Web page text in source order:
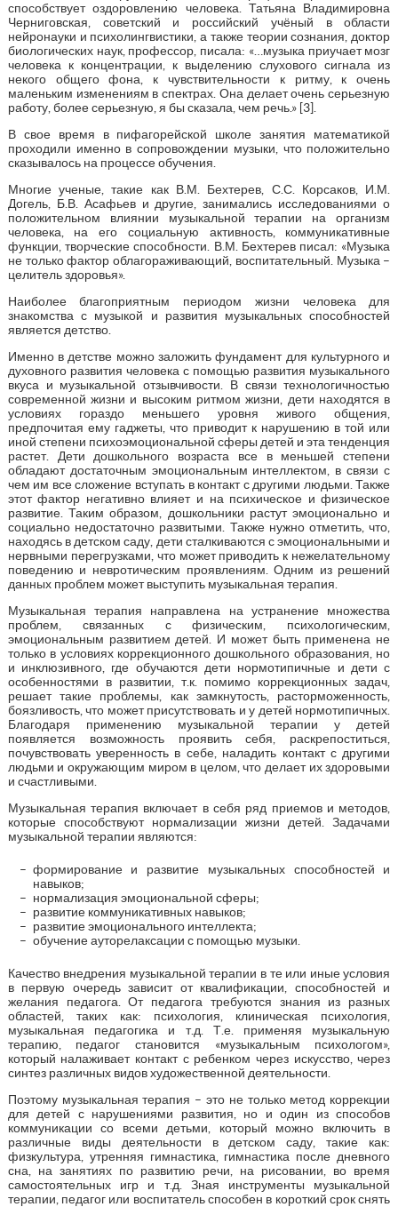
способствует оздоровлению человека. Татьяна Владимировна
Черниговская, советский и российский учёный в области
нейронауки и психолингвистики, а также теории сознания, доктор
биологических наук, профессор, писала: «…музыка приучает мозг
человека к концентрации, к выделению слухового сигнала из
некого общего фона, к чувствительности к ритму, к очень
маленьким изменениям в спектрах. Она делает очень серьезную
работу, более серьезную, я бы сказала, чем речь.» [3].
В свое время в пифагорейской школе занятия математикой
проходили именно в сопровождении музыки, что положительно
сказывалось на процессе обучения.
Многие ученые, такие как В.М. Бехтерев, С.С. Корсаков, И.М.
Догель, Б.В. Асафьев и другие, занимались исследованиями о
положительном влиянии музыкальной терапии на организм
человека, на его социальную активность, коммуникативные
функции, творческие способности. В.М. Бехтерев писал: «Музыка
не только фактор облагораживающий, воспитательный. Музыка –
целитель здоровья».
Наиболее благоприятным периодом жизни человека для
знакомства с музыкой и развития музыкальных способностей
является детство.
Именно в детстве можно заложить фундамент для культурного и
духовного развития человека с помощью развития музыкального
вкуса и музыкальной отзывчивости. В связи технологичностью
современной жизни и высоким ритмом жизни, дети находятся в
условиях гораздо меньшего уровня живого общения,
предпочитая ему гаджеты, что приводит к нарушению в той или
иной степени психоэмоциональной сферы детей и эта тенденция
растет. Дети дошкольного возраста все в меньшей степени
обладают достаточным эмоциональным интеллектом, в связи с
чем им все сложение вступать в контакт с другими людьми. Также
этот фактор негативно влияет и на психическое и физическое
развитие. Таким образом, дошкольники растут эмоционально и
социально недостаточно развитыми. Также нужно отметить, что,
находясь в детском саду, дети сталкиваются с эмоциональными и
нервными перегрузками, что может приводить к нежелательному
поведению и невротическим проявлениям. Одним из решений
данных проблем может выступить музыкальная терапия.
Музыкальная терапия направлена на устранение множества
проблем, связанных с физическим, психологическим,
эмоциональным развитием детей. И может быть применена не
только в условиях коррекционного дошкольного образования, но
и инклюзивного, где обучаются дети нормотипичные и дети с
особенностями в развитии, т.к. помимо коррекционных задач,
решает такие проблемы, как замкнутость, расторможенность,
боязливость, что может присутствовать и у детей нормотипичных.
Благодаря применению музыкальной терапии у детей
появляется возможность проявить себя, раскрепоститься,
почувствовать уверенность в себе, наладить контакт с другими
людьми и окружающим миром в целом, что делает их здоровыми
и счастливыми.
Музыкальная терапия включает в себя ряд приемов и методов,
которые способствуют нормализации жизни детей. Задачами
музыкальной терапии являются:
формирование и развитие музыкальных способностей и
навыков;
нормализация эмоциональной сферы;
развитие коммуникативных навыков;
развитие эмоционального интеллекта;
обучение ауторелаксации с помощью музыки.
Качество внедрения музыкальной терапии в те или иные условия
в первую очередь зависит от квалификации, способностей и
желания педагога. От педагога требуются знания из разных
областей, таких как: психология, клиническая психология,
музыкальная педагогика и т.д. Т.е. применяя музыкальную
терапию, педагог становится «музыкальным психологом»,
который налаживает контакт с ребенком через искусство, через
синтез различных видов художественной деятельности.
Поэтому музыкальная терапия – это не только метод коррекции
для детей с нарушениями развития, но и один из способов
коммуникации со всеми детьми, который можно включить в
различные виды деятельности в детском саду, такие как:
физкультура, утренняя гимнастика, гимнастика после дневного
сна, на занятиях по развитию речи, на рисовании, во время
самостоятельных игр и т.д. Зная инструменты музыкальной
терапии, педагог или воспитатель способен в короткий срок снять